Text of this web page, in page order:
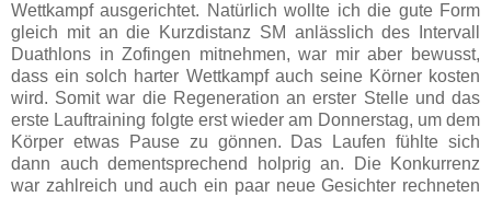
Wettkampf ausgerichtet. Natürlich wollte ich die gute Form
gleich mit an die Kurzdistanz SM anlässlich des Intervall
Duathlons in Zofingen mitnehmen, war mir aber bewusst,
dass ein solch harter Wettkampf auch seine Körner kosten
wird. Somit war die Regeneration an erster Stelle und das
erste Lauftraining folgte erst wieder am Donnerstag, um dem
Körper etwas Pause zu gönnen. Das Laufen fühlte sich
dann auch dementsprechend holprig an. Die Konkurrenz
war zahlreich und auch ein paar neue Gesichter rechneten